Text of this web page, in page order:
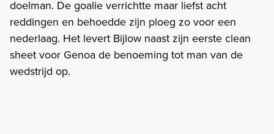
doelman. De goalie verrichtte maar liefst acht
reddingen en behoedde zijn ploeg zo voor een
nederlaag. Het levert Bijlow naast zijn eerste clean
sheet voor Genoa de benoeming tot man van de
wedstrijd op.